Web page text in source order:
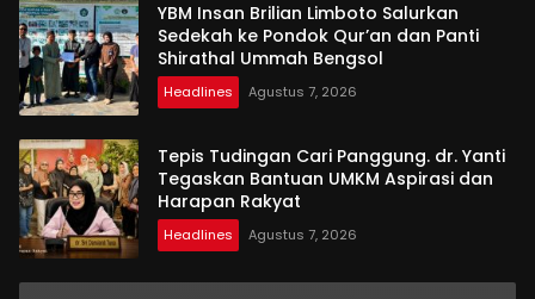
YBM Insan Brilian Limboto Salurkan
Sedekah ke Pondok Qur’an dan Panti
Shirathal Ummah Bengsol
Headlines Agustus 7, 2026
Tepis Tudingan Cari Panggung. dr. Yanti
Tegaskan Bantuan UMKM Aspirasi dan
Harapan Rakyat
Headlines Agustus 7, 2026